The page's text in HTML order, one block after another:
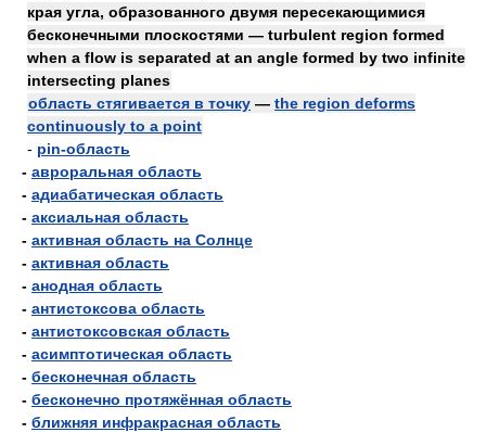
края угла, образованного двумя пересекающимися
бесконечными плоскостями — turbulent region formed
when a flow is separated at an angle formed by two infinite
intersecting planes
область стягивается в точку — the region deforms
continuously to a point
- pin-область
- авроральная область
- адиабатическая область
- аксиальная область
- активная область на Солнце
- активная область
- анодная область
- антистоксова область
- антистоксовская область
- асимптотическая область
- бесконечная область
- бесконечно протяжённая область
- ближняя инфракрасная область